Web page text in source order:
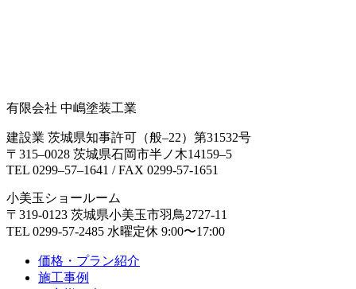
有限会社 中嶋塗装工業
建設業 茨城県知事許可（般‒22）第31532号
〒315‒0028 茨城県石岡市半ノ木14159‒5
TEL 0299‒57‒1641 / FAX 0299-57-1651
小美玉ショールーム
〒319-0123 茨城県小美玉市羽鳥2727-11
TEL 0299-57-2485 水曜定休 9:00〜17:00
価格・プラン紹介
施工事例